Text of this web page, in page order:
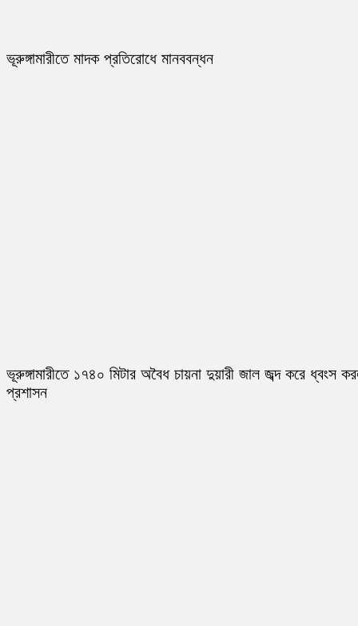
ভূরুঙ্গামারীতে মাদক প্রতিরোধে মানববন্ধন
ভূরুঙ্গামারীতে ১৭৪০ মিটার অবৈধ চায়না দুয়ারী জাল জব্দ করে ধ্বংস
প্রশাসন